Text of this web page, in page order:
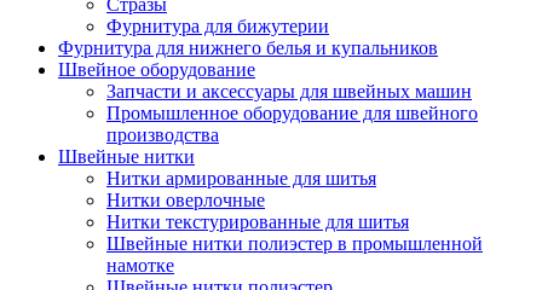
Стразы
Фурнитура для бижутерии
Фурнитура для нижнего белья и купальников
Швейное оборудование
Запчасти и аксессуары для швейных машин
Промышленное оборудование для швейного
производства
Швейные нитки
Нитки армированные для шитья
Нитки оверлочные
Нитки текстурированные для шитья
Швейные нитки полиэстер в промышленной
намотке